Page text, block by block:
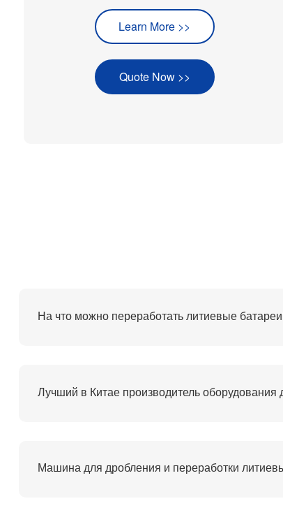
Learn More >>
Quote Now >>
На что можно переработать литиевые
Машина для дробления и переработки